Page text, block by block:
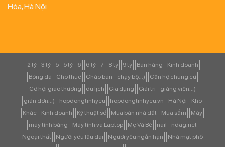
Hòa, Hà Nội
2 tỷ 3 tỷ 5 5 tỷ 6 6 tỷ 7 8 tỷ 9 tỷ
Bán hàng - Kinh doanh
Bóng đá
Cho thuê Chào bán chạy bộ...)
Căn hộ chung cư
Cơ hội giao thương
du lịch Gia dụng Giải trí
giảng viên...)
giản đơn...)
hopdongtinhyeu hopdongtinhyeu.vn Hà Nội
Kho
Khác
Kinh doanh Kỹ thuật số Mua bán nhà đất Mua sắm
Máy
máy tính bảng
Máy tính và Laptop Mẹ Và Bé nail
ndag.net
Ngoại thất
Người yêu lâu dài Người yêu ngắn hạn
Nhà mặt phố